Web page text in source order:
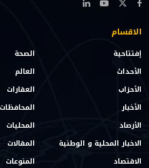
الاقسام
إفتتاحية
الأحداث
الأحزاب
الأخبار
الأرصاد
الاخبار المحلية و الوطنية
الاقتصاد
الصحة
العالم
العقارات
المحافظات
المحليات
المقالات
المنوعات